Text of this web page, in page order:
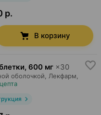
р.
В корзину
, 600 мг ×30
оболочкой, Лекфарм